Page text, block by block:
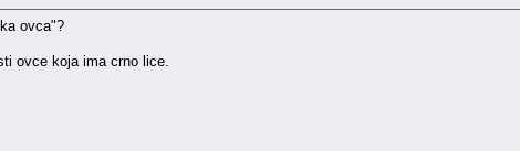
ovca"?
ovce koja ima crno lice.